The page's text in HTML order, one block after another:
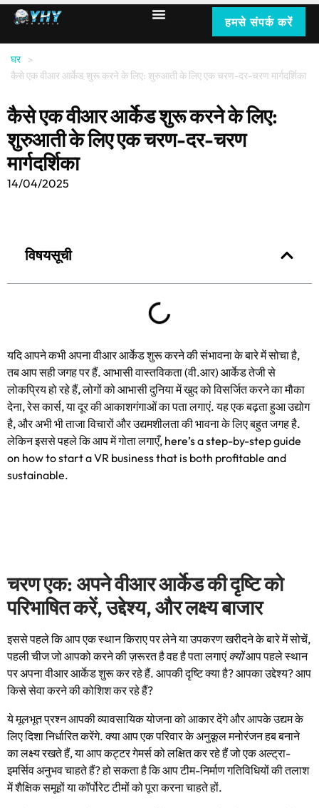
हमसे संपर्क करें
घर
>
कैसे एक वीआर आर्केड शुरू करने के लिए: शुरुआती के लिए एक चरण-दर-चरण मार्गदर्शिका
कैसे एक वीआर आर्केड शुरू करने के लिए:
शुरुआती के लिए एक चरण-दर-चरण
मार्गदर्शिका
14/04/2025
विषयसूची
यदि आपने कभी अपना वीआर आर्केड शुरू करने की संभावना के बारे में सोचा है,
तब आप सही जगह पर हैं. आभासी वास्तविकता (वी.आर) आर्केड तेजी से
लोकप्रिय हो रहे हैं, लोगों को आभासी दुनिया में खुद को विसर्जित करने का मौका
देना, रेस कार्स, या दूर की आकाशगंगाओं का पता लगाएं. यह एक बढ़ता हुआ उद्योग
है, और अभी भी ताजा विचारों और उद्यमशीलता की भावना के लिए बहुत जगह है.
लेकिन इससे पहले कि आप में गोता लगाएँ, here’s a step-by-step guide
on how to start a VR business that is both profitable and
sustainable.
चरण एक: अपने वीआर आर्केड की दृष्टि को
परिभाषित करें, उद्देश्य, और लक्ष्य बाजार
इससे पहले कि आप एक स्थान किराए पर लेने या उपकरण खरीदने के बारे में सोचें,
पहली चीज जो आपको करने की ज़रूरत है वह है पता लगाएंक्योंआप पहले स्थान
पर अपना वीआर आर्केड शुरू कर रहे हैं. आपकी दृष्टि क्या है? आपका उद्देश्य? आप
किसे सेवा करने की कोशिश कर रहे हैं?
ये मूलभूत प्रश्न आपकी व्यावसायिक योजना को आकार देंगे और आपके उद्यम के
लिए दिशा निर्धारित करेंगे. क्या आप एक परिवार के अनुकूल मनोरंजन हब बनाने
का लक्ष्य रखते हैं, या आप कट्टर गेमर्स को लक्षित कर रहे हैं जो एक अल्ट्रा-
इमर्सिव अनुभव चाहते हैं? हो सकता है कि आप टीम-निर्माण गतिविधियों की तलाश
में शैक्षिक समूहों या कॉर्पोरेट टीमों को पूरा करना चाहते हों.